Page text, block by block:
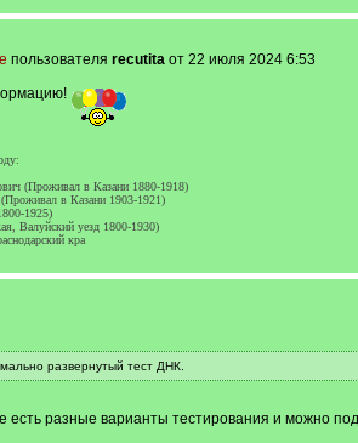
пользователя recutitaот 22 июля 2024 6:53
(Проживал в Казани 1880-1918)
в Казани 1903-1921)
1925)
Валуйский уезд 1800-1930)
кра
развернутый тест ДНК.
есть разные варианты тестирования и можно